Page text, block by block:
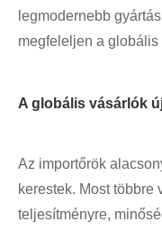
legmodernebb
megfeleljen a
A globális vásárlók
Az importőrök
kerestek. Most többre
teljesítményre,